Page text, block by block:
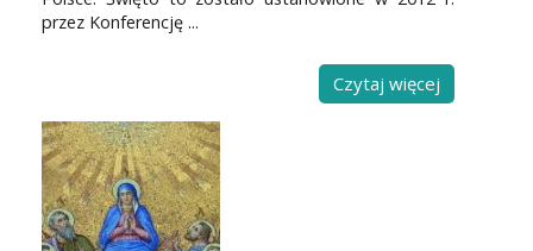
przez Konferencję ...
Czytaj więcej